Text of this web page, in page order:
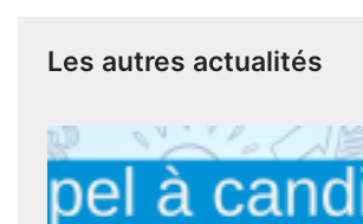
Les autres actualités